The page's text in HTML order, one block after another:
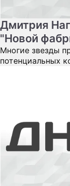
Дмитрия
"Новой
Многие звезды
потенциальных